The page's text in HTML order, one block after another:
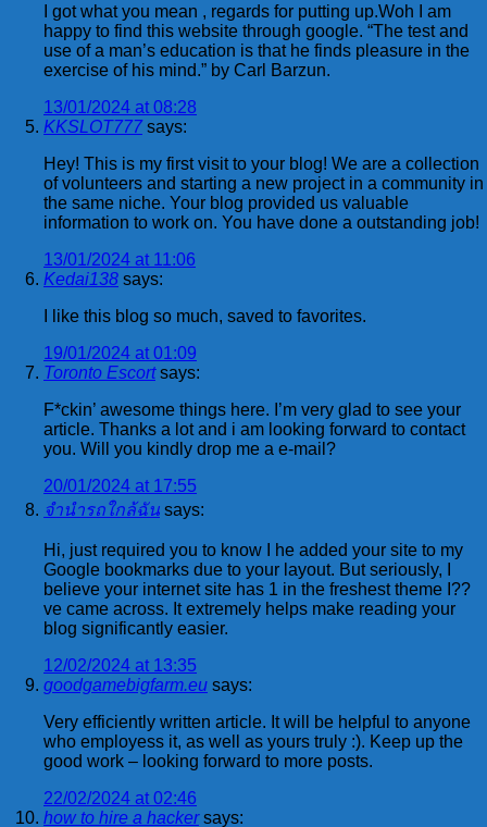
I got what you mean , regards for putting up.Woh I am
happy to find this website through google. “The test and
use of a man’s education is that he finds pleasure in the
exercise of his mind.” by Carl Barzun.
13/01/2024 at 08:28
KKSLOT777 says:
Hey! This is my first visit to your blog! We are a collection
of volunteers and starting a new project in a community in
the same niche. Your blog provided us valuable
information to work on. You have done a outstanding job!
13/01/2024 at 11:06
Kedai138 says:
I like this blog so much, saved to favorites.
19/01/2024 at 01:09
Toronto Escort says:
F*ckin’ awesome things here. I’m very glad to see your
article. Thanks a lot and i am looking forward to contact
you. Will you kindly drop me a e-mail?
20/01/2024 at 17:55
จำนำรถใกล้ฉัน says:
Hi, just required you to know I he added your site to my
Google bookmarks due to your layout. But seriously, I
believe your internet site has 1 in the freshest theme I??
ve came across. It extremely helps make reading your
blog significantly easier.
12/02/2024 at 13:35
goodgamebigfarm.eu says:
Very efficiently written article. It will be helpful to anyone
who employess it, as well as yours truly :). Keep up the
good work – looking forward to more posts.
22/02/2024 at 02:46
how to hire a hacker says: